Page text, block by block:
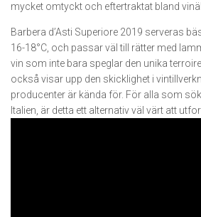
mycket omtyckt och eftertraktat bland
Barbera d’Asti Superiore 2019 serveras
16-18°C, och passar väl till rätter med
vin som inte bara speglar den unika
också visar upp den skicklighet i
producenter är kända för. För alla som
Italien, är detta ett alternativ väl värt att